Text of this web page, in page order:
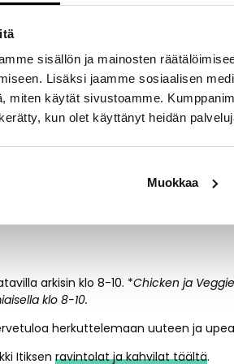
sisällön ja mainosten
Lisäksi jaamme sosiaalisen
miten käytät sivustoamme.
kun olet käyttänyt heidän
Muokkaa
saa ilmeensä Geometry-
aina tilauksesta. Konsepti pitää
Ravintolasalissa on 127
mobiiliedut ja
Itiksen ravintolassa.
arkisin klo 8-10. *Chicken ja
klo 8-10.
herkuttelemaan uuteen ja
Itiksenravintolat ja kahvilat täältä.